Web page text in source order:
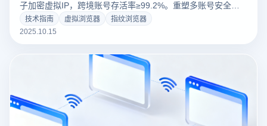
子加密虚拟IP，跨境账号存活率≥99.2%。重塑多账号安全运
营架构，免费领取企业级防关联方案。
技术指南 虚拟浏览器
指纹浏览器
2025.10.15